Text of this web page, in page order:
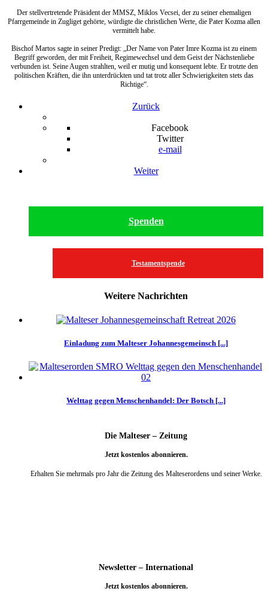
Der stellvertretende Präsident der MMSZ, Miklos Vecsei, der zu seiner ehemaligen
Pfarrgemeinde in Zugliget gehörte, würdigte die christlichen Werte, die Pater Kozma allen
vermittelt habe.
Bischof Martos sagte in seiner Predigt: „Der Name von Pater Imre Kozma ist zu einem
Begriff geworden, der mit Freiheit, Regimewechsel und dem Geist der Nächstenliebe
verbunden ist. Seine Augen strahlten, weil er mutig und konsequent lebte. Er trotzte den
politischen Kräften, die ihn unterdrückten und tat trotz aller Schwierigkeiten stets das
Richtige“.
Zurück
Facebook
Twitter
e-mail
Weiter
Spenden
Testamentspende
Weitere Nachrichten
Einladung zum Malteser Johannesgemeinsch [...]
Welttag gegen Menschenhandel: Der Botsch [...]
Die Malteser – Zeitung
Jetzt kostenlos abonnieren.
Erhalten Sie mehrmals pro Jahr die Zeitung des Malteserordens und seiner Werke.
Newsletter – International
Jetzt kostenlos abonnieren.